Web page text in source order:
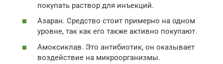
покупать раствор для инъекций.
Азаран. Средство стоит примерно на одном
уровне, так как его также активно покупают.
Амоксиклав. Это антибиотик, он оказывает
воздействие на микроорганизмы.